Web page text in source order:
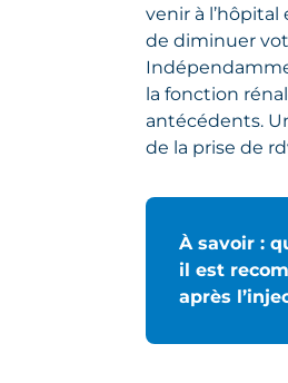
venir à
de diminuer
la fonction
antécédents.
de la prise de
À savoir :
il est
après